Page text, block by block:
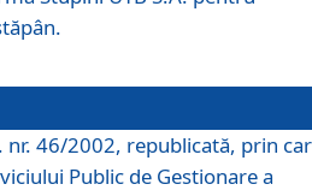
nr. 46/2002, republicată, prin
Public de Gestionare a